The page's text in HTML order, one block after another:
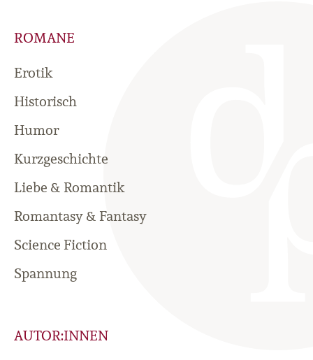
ROMANE
Erotik
Historisch
Humor
Kurzgeschichte
Liebe & Romantik
Romantasy & Fantasy
Science Fiction
Spannung
AUTOR:INNEN